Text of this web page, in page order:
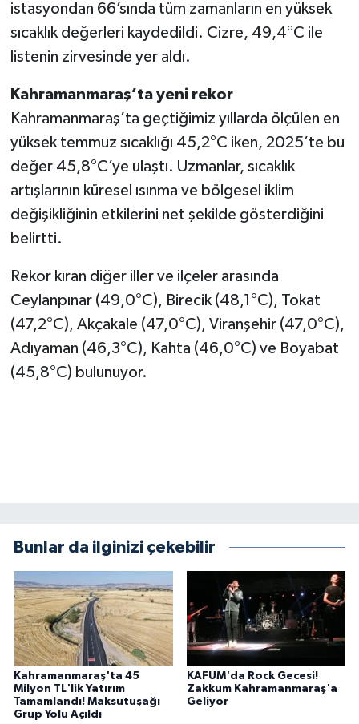
istasyondan 66’sında tüm zamanların en yüksek
sıcaklık değerleri kaydedildi. Cizre, 49,4°C ile
listenin zirvesinde yer aldı.
Kahramanmaraş’ta yeni rekor
Kahramanmaraş’ta geçtiğimiz yıllarda ölçülen en
yüksek temmuz sıcaklığı 45,2°C iken, 2025’te bu
değer 45,8°C’ye ulaştı. Uzmanlar, sıcaklık
artışlarının küresel ısınma ve bölgesel iklim
değişikliğinin etkilerini net şekilde gösterdiğini
belirtti.
Rekor kıran diğer iller ve ilçeler arasında
Ceylanpınar (49,0°C), Birecik (48,1°C), Tokat
(47,2°C), Akçakale (47,0°C), Viranşehir (47,0°C),
Adıyaman (46,3°C), Kahta (46,0°C) ve Boyabat
(45,8°C) bulunuyor.
Bunlar da ilginizi çekebilir
Kahramanmaraş'ta 45
Milyon TL'lik Yatırım
Tamamlandı! Maksutuşağı
Grup Yolu Açıldı
KAFUM'da Rock Gecesi!
Zakkum Kahramanmaraş'a
Geliyor
Yemek
SİVİL TOPLUM
SEÇİM 2014
KİM KİMDİR
ÇEK GÖNDER
KİTAP
OTOMOBİL
MİZAH
BÖLGEDEN
BİLİM TEKNOLOJİ
ASAYİŞ
SEÇİM 2015
ÇEVRE